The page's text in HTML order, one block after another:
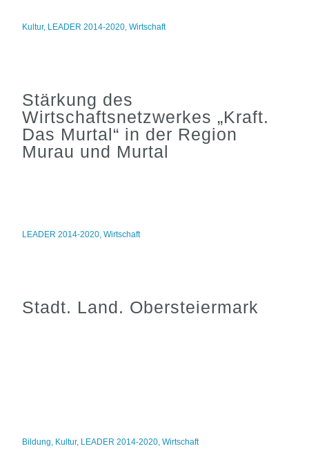
Kultur, LEADER 2014-2020,Wirtschaft
Stärkung des
Wirtschaftsnetzwerkes „Kraft.
Das Murtal“ in der Region
Murau und Murtal
LEADER 2014-2020,Wirtschaft
Stadt. Land. Obersteiermark
Bildung, Kultur, LEADER 2014-2020,Wirtschaft